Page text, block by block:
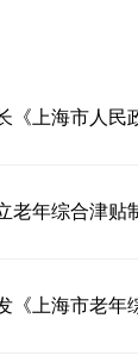
《上海市人
老年综合津贴
《上海市老